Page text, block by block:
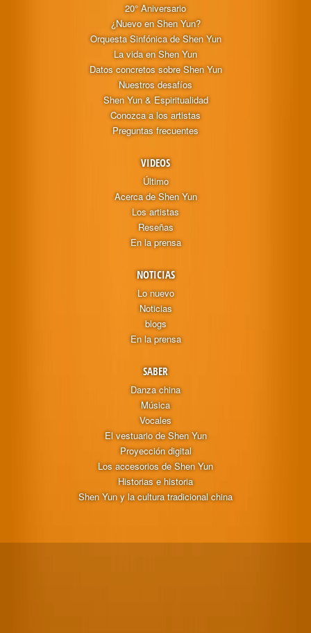
20° Aniversario
¿Nuevo en Shen Yun?
Orquesta Sinfónica de Shen Yun
La vida en Shen Yun
Datos concretos sobre Shen Yun
Nuestros desafíos
Shen Yun & Espiritualidad
Conozca a los artistas
Preguntas frecuentes
VIDEOS
Último
Acerca de Shen Yun
Los artistas
Reseñas
En la prensa
NOTICIAS
Lo nuevo
Noticias
blogs
En la prensa
SABER
Danza china
Música
Vocales
El vestuario de Shen Yun
Proyección digital
Los accesorios de Shen Yun
Historias e historia
Shen Yun y la cultura tradicional china